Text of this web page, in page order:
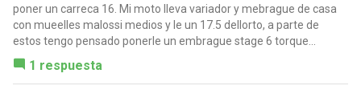
poner un carreca 16. Mi moto lleva variador y mebrague de casa
con mueelles malossi medios y le un 17.5 dellorto, a parte de
estos tengo pensado ponerle un embrague stage 6 torque...
1 respuesta